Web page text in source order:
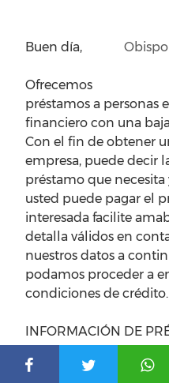
Buen día,
Ofrecemos
préstamos a personas
financiero con una
Con el fin de obtener
empresa, puede decir
préstamo que
usted puede pagar el
interesada facilite
detalla válidos en
nuestros datos a
podamos proceder a
condiciones de crédito.
INFORMACIÓN DE
nombre: